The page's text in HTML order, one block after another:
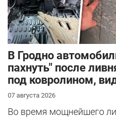
В Гродно
пахнуть" после
под ковролином,
07 августа 2026
Во время мощнейшего